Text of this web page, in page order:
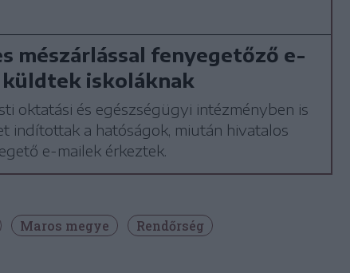
mészárlással fenyegetőző e-
iskoláknak
oktatási és egészségügyi intézményben is
indítottak a hatóságok, miután hivatalos
e-mailek érkeztek.
Maros megye
Rendőrség